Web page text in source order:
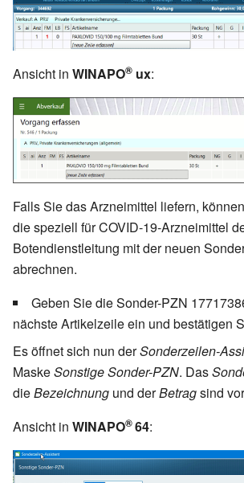
Ansicht in WINAPO® ux:
Falls Sie das Arzneimittel liefern,
die speziell für COVID-19-Arzneimittel
Botendienstleitung mit der neuen
abrechnen.
Geben Sie die Sonder-PZN
nächste Artikelzeile ein und bestätigen
Es öffnet sich nun derSonderzeilen-
MaskeSonstige Sonder-PZN. Das
dieBezeichnung und derBetragsind
Ansicht in WINAPO®64: